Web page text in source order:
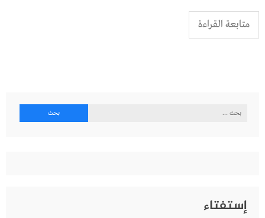
متابعة القراءة
البحث
إستفتاء